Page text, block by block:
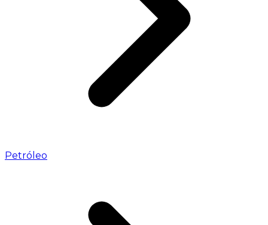
Petróleo